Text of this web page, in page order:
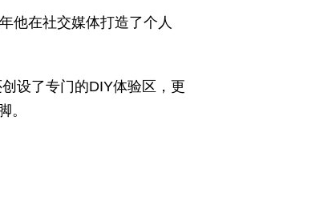
他在社交媒体打造了个人
设了专门的DIY体验区，更
。